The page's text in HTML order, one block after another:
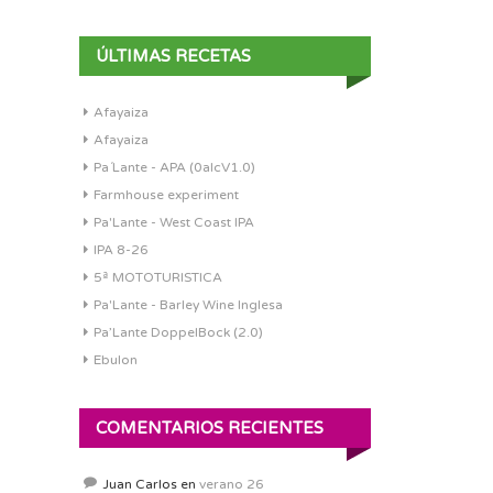
ÚLTIMAS RECETAS
Afayaiza
Afayaiza
Pa´Lante - APA (0alcV1.0)
Farmhouse experiment
Pa'Lante - West Coast IPA
IPA 8-26
5ª MOTOTURISTICA
Pa'Lante - Barley Wine Inglesa
Pa’Lante DoppelBock (2.0)
Ebulon
COMENTARIOS RECIENTES
Juan Carlos en verano 26